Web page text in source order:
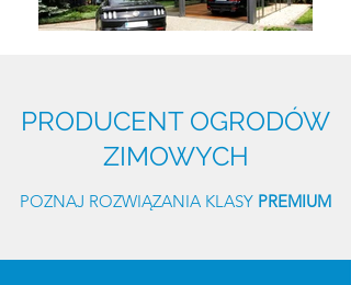
PRODUCENT OGRODÓW
ZIMOWYCH
POZNAJ ROZWIĄZANIA KLASY PREMIUM